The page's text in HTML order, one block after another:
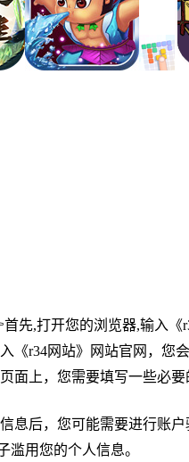
先,打开您的浏览器,输入《
《r34网站》网站官网，您
面上，您需要填写一些必要
息后，您可能需要进行账
滥用您的个人信息。